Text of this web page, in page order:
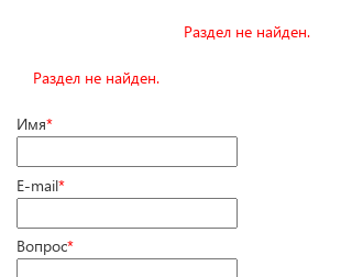
Раздел не найден.
Раздел не найден.
Имя*
E-mail*
Вопрос*